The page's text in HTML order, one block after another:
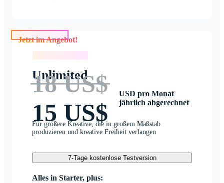
Jetzt im Angebot!
Unlimited
18 US$
15 US$
USD pro Monat
jährlich abgerechnet
Für größere Kreative, die in großem Maßstab
produzieren und kreative Freiheit verlangen
7-Tage kostenlose Testversion
Alles in Starter, plus: